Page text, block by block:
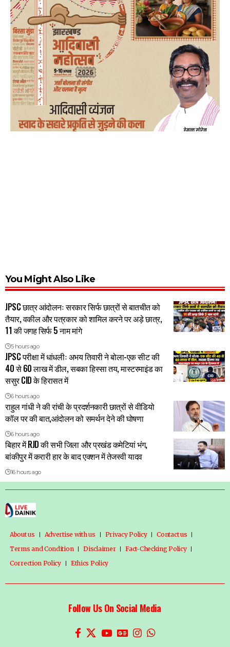
You Might Also Like
JPSC छात्र आंदोलनः सरकार सिर्फ छात्रों से बातचीत को
तैयार, वकील और पत्रकार को शामिल करने पर अड़े छात्र,
11 की जगह सिर्फ 5 नाम मांगे
5 hours ago
JPSC परीक्षा में धांधलीः अभय तिवारी ने बोला-एक सीट की
40 से 60 लाख में डील, सबका हिस्सा तय, मास्टरमाइंड का
ससुर CID के हिरासत में
6 hours ago
राहुल गांधी ने की रांची के प्रदर्शनकारी छात्रों से वीडियो
कॉल पर की बात,आंदोलन को समर्थन देने की घोषणा
6 hours ago
बिहार में RJD की सभी जिला और प्रखंड कमेटियां भंग,
बांकीपुर में करारी हार के बाद एक्शन में तेजस्वी यादव
16 hours ago
About us Advertise with us Privacy Policy
Contact us
Terms and Condition
Disclaimer
Fact-Checking Policy
Correction Policy
Ethics Policy
Follow Us On Social Media